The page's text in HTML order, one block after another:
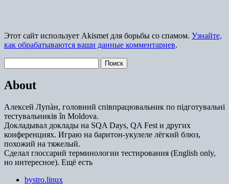
Этот сайт использует Akismet для борьбы со спамом. Узнайте,
как обрабатываются ваши данные комментариев.
About
Алексей Лупàн, головний спiвпрацювальник по підготувальні
тестувальників în Moldova.
Докладывал доклады на SQA Days, QA Fest и других
конференциях. Играю на баритон-укулеле лёгкий блюз,
похожий на тяжелый.
Сделал глоссарий терминологии тестирования (English only,
но интересное). Ещё есть
bystro.linux